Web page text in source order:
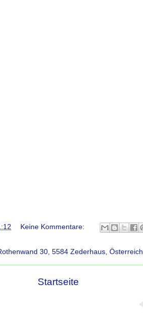
Keine Kommentare:
30, 5584 Zederhaus, Österreich
Startseite